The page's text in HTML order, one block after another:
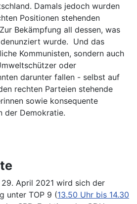
Damals jedoch wurden
Positionen stehenden
Bekämpfung all dessen, was
wurde. Und das
Kommunisten, sondern auch
oder
darunter fallen - selbst auf
rechten Parteien stehende
sowie konsequente
der Demokratie.
April 2021 wird sich der
unter TOP 9 (13.50 Uhr bis 14.30